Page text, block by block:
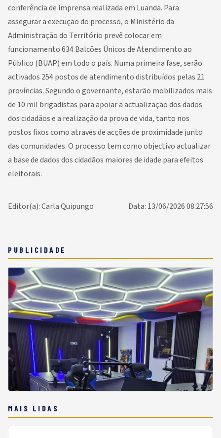
conferência de imprensa realizada em Luanda. Para
assegurar a execução do processo, o Ministério da
Administração do Território prevê colocar em
funcionamento 634 Balcões Únicos de Atendimento ao
Público (BUAP) em todo o país. Numa primeira fase, serão
activados 254 postos de atendimento distribuídos pelas 21
províncias. Segundo o governante, estarão mobilizados mais
de 10 mil brigadistas para apoiar a actualização dos dados
dos cidadãos e a realização da prova de vida, tanto nos
postos fixos como através de acções de proximidade junto
das comunidades. O processo tem como objectivo actualizar
a base de dados dos cidadãos maiores de idade para efeitos
eleitorais.
Data: 13/06/2026 08:27:56
Editor(a): Carla Quipungo
PUBLICIDADE
MAIS LIDAS